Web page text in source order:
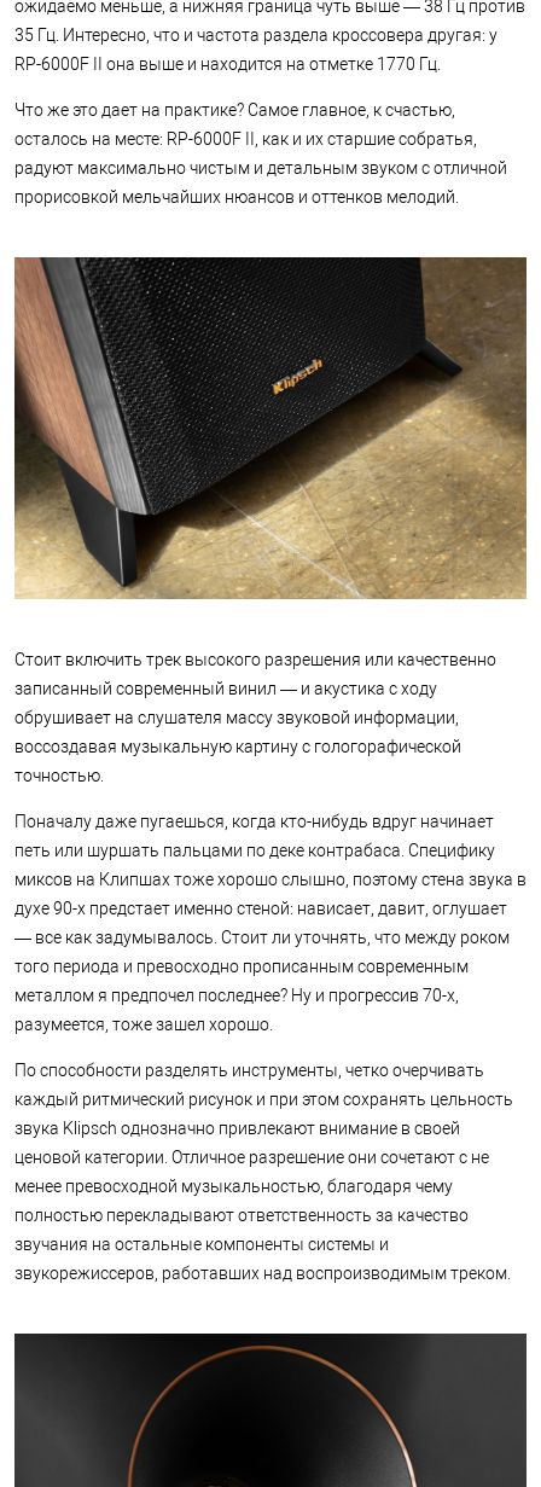
ожидаемо меньше, а нижняя граница чуть выше — 38 Гц против
35 Гц. Интересно, что и частота раздела кроссовера другая: у
RP-6000F II она выше и находится на отметке 1770 Гц.
Что же это дает на практике? Самое главное, к счастью,
осталось на месте: RP-6000F II, как и их старшие собратья,
радуют максимально чистым и детальным звуком с отличной
прорисовкой мельчайших нюансов и оттенков мелодий.
Стоит включить трек высокого разрешения или качественно
записанный современный винил — и акустика с ходу
обрушивает на слушателя массу звуковой информации,
воссоздавая музыкальную картину с гологорафической
точностью.
Поначалу даже пугаешься, когда кто-нибудь вдруг начинает
петь или шуршать пальцами по деке контрабаса. Специфику
миксов на Клипшах тоже хорошо слышно, поэтому стена звука в
духе 90-х предстает именно стеной: нависает, давит, оглушает
— все как задумывалось. Стоит ли уточнять, что между роком
того периода и превосходно прописанным современным
металлом я предпочел последнее? Ну и прогрессив 70-х,
разумеется, тоже зашел хорошо.
По способности разделять инструменты, четко очерчивать
каждый ритмический рисунок и при этом сохранять цельность
звука Klipsch однозначно привлекают внимание в своей
ценовой категории. Отличное разрешение они сочетают с не
менее превосходной музыкальностью, благодаря чему
полностью перекладывают ответственность за качество
звучания на остальные компоненты системы и
звукорежиссеров, работавших над воспроизводимым треком.